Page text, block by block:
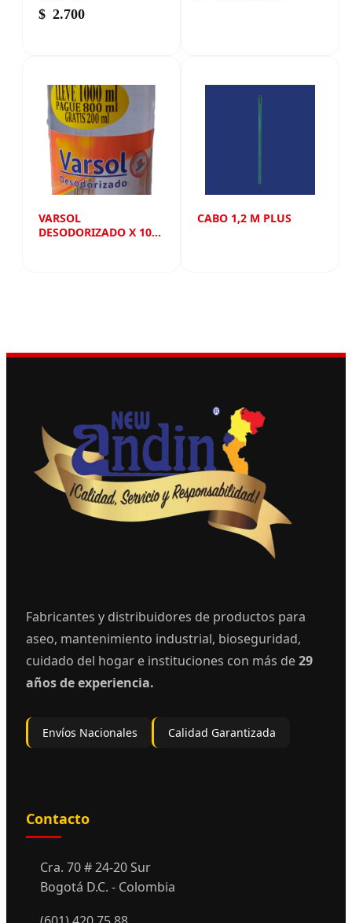
$ 2.700
VARSOL
DESODORIZADO X 1000
CABO 1,2 M PLUS
Fabricantes y distribuidores de productos para
aseo, mantenimiento industrial, bioseguridad,
cuidado del hogar e instituciones con más de29
años de experiencia.
Envíos Nacionales Calidad Garantizada
Contacto
Cra. 70 # 24-20 Sur
Bogotá D.C. - Colombia